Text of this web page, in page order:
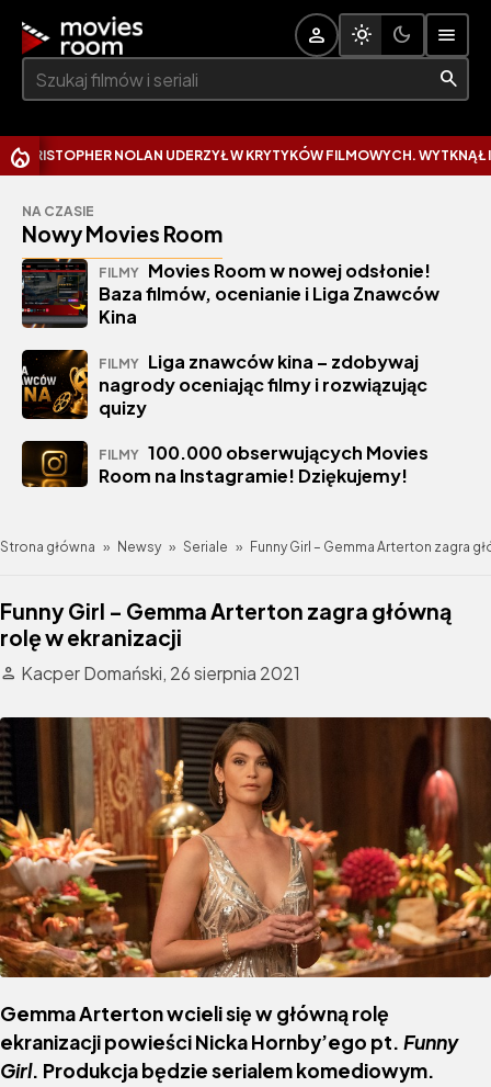
Szukaj:
NOLAN UDERZYŁ W KRYTYKÓW FILMOWYCH. WYTKNĄŁ IM
NA CZASIE
Nowy Movies Room
FILMY Movies Room w nowej odsłonie!
Baza filmów, ocenianie i Liga Znawców
Kina
FILMY Liga znawców kina – zdobywaj
nagrody oceniając filmy i rozwiązując
quizy
FILMY 100.000 obserwujących Movies
Room na Instagramie! Dziękujemy!
Strona główna » Newsy » Seriale » Funny Girl – Gemma Arterton zagra
Funny Girl – Gemma Arterton zagra główną
rolę w ekranizacji
Kacper Domański, 26 sierpnia 2021
Gemma Arterton wcieli się w główną rolę
ekranizacji powieści Nicka Hornby’ego pt. Funny
Girl. Produkcja będzie serialem komediowym.